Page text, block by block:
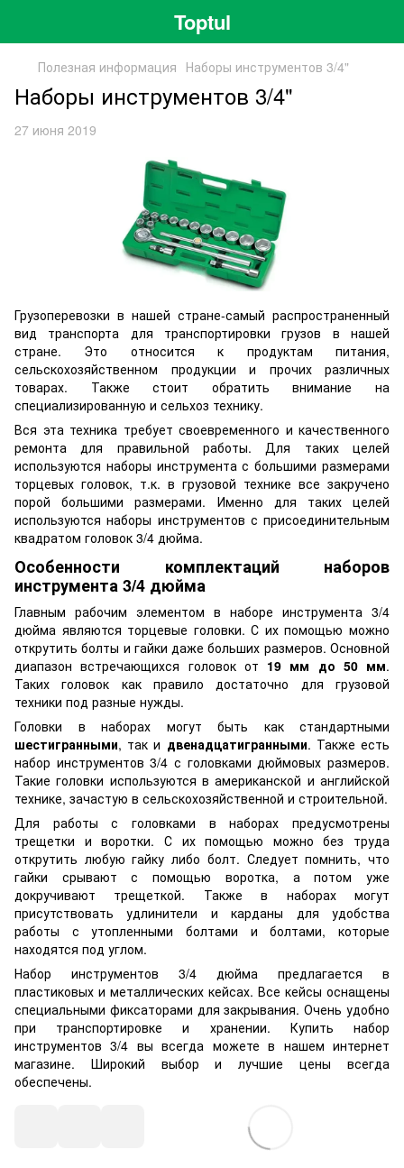
Toptul
Полезная информация Наборы инструментов 3/4"
Наборы инструментов 3/4"
27 июня 2019
Грузоперевозки в нашей стране-самый распространенный
вид транспорта для транспортировки грузов в нашей
стране. Это относится к продуктам питания,
сельскохозяйственном продукции и прочих различных
товарах. Также стоит обратить внимание на
специализированную и сельхоз технику.
Вся эта техника требует своевременного и качественного
ремонта для правильной работы. Для таких целей
используются наборы инструмента с большими размерами
торцевых головок, т.к. в грузовой технике все закручено
порой большими размерами. Именно для таких целей
используются наборы инструментов с присоединительным
квадратом головок 3/4 дюйма.
Особенности комплектаций наборов
инструмента 3/4 дюйма
Главным рабочим элементом в наборе инструмента 3/4
дюйма являются торцевые головки. С их помощью можно
открутить болты и гайки даже больших размеров. Основной
диапазон встречающихся головок от 19 мм до 50 мм.
Таких головок как правило достаточно для грузовой
техники под разные нужды.
Головки в наборах могут быть как стандартными
шестигранными, так и двенадцатигранными. Также есть
набор инструментов 3/4 с головками дюймовых размеров.
Такие головки используются в американской и английской
технике, зачастую в сельскохозяйственной и строительной.
Для работы с головками в наборах предусмотрены
трещетки и воротки. С их помощью можно без труда
открутить любую гайку либо болт. Следует помнить, что
гайки срывают с помощью воротка, а потом уже
докручивают трещеткой. Также в наборах могут
присутствовать удлинители и карданы для удобства
работы с утопленными болтами и болтами, которые
находятся под углом.
Набор инструментов 3/4 дюйма предлагается в
пластиковых и металлических кейсах. Все кейсы оснащены
специальными фиксаторами для закрывания. Очень удобно
при транспортировке и хранении. Купить набор
инструментов 3/4 вы всегда можете в нашем интернет
магазине. Широкий выбор и лучшие цены всегда
обеспечены.